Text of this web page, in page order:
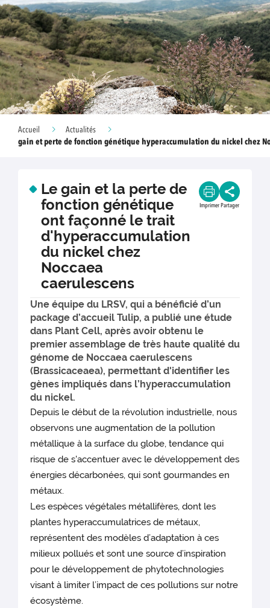
Accueil
Actualités
gain et perte de fonction génétique hyperaccumulation du nickel chez
Le gain et la perte de
fonction génétique
ont façonné le trait
d'hyperaccumulation
du nickel chez
Noccaea
caerulescens
Imprimer Partager
Une équipe du LRSV, qui a bénéficié d’un
package d’accueil Tulip, a publié une étude
dans Plant Cell, après avoir obtenu le
premier assemblage de très haute qualité du
génome de Noccaea caerulescens
(Brassicaceaea), permettant d'identifier les
gènes impliqués dans l’hyperaccumulation
du nickel.
Depuis le début de la révolution industrielle, nous
observons une augmentation de la pollution
métallique à la surface du globe, tendance qui
risque de s'accentuer avec le développement des
énergies décarbonées, qui sont gourmandes en
métaux.
Les espèces végétales métallifères, dont les
plantes hyperaccumulatrices de métaux,
représentent des modèles d’adaptation à ces
milieux pollués et sont une source d’inspiration
pour le développement de phytotechnologies
visant à limiter l’impact de ces pollutions sur notre
écosystème.